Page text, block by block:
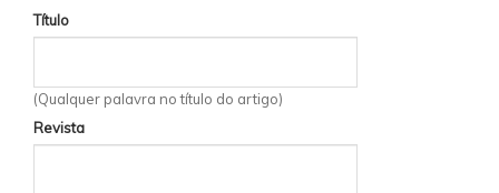
Título
(Qualquer palavra no título do artigo)
Revista